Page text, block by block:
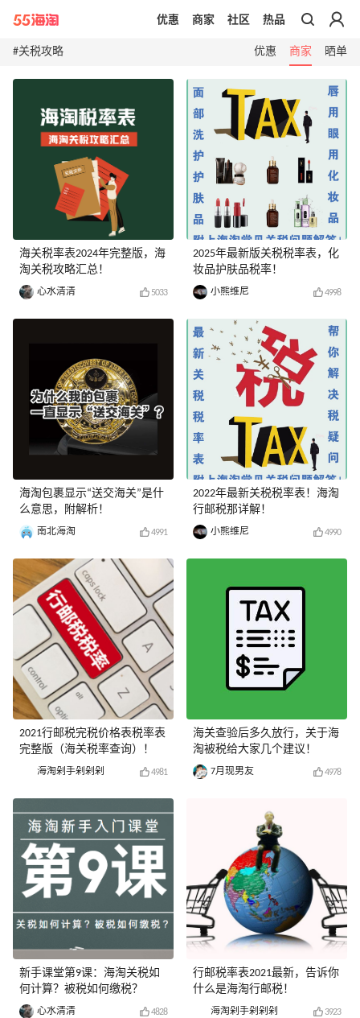
带你去官网买正品
优惠 商家 社区 热品
#关税攻略 优惠 商家 晒单
海关税率表2024年完整版，海
淘关税攻略汇总！
心水清清 5033
海淘包裹显示“送交海关”是什
么意思，附解析！
南北海淘 4991
2021行邮税完税价格表税率表
完整版（海关税率查询）！
海淘剁手剁剁剁 4981
新手课堂第9课：海淘关税如
何计算？被税如何缴税？
心水清清 4828
2025年最新版关税税率表，化
妆品护肤品税率！
小熊维尼 4998
2022年最新关税税率表！海淘
行邮税那详解！
小熊维尼 4990
海关查验后多久放行，关于海
淘被税给大家几个建议！
7月现男友 4978
行邮税率表2021最新，告诉你
什么是海淘行邮税！
海淘剁手剁剁剁 3923